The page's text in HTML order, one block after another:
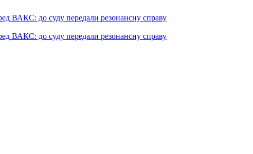
ВАКС: до суду передали резонансну справу
ВАКС: до суду передали резонансну справу